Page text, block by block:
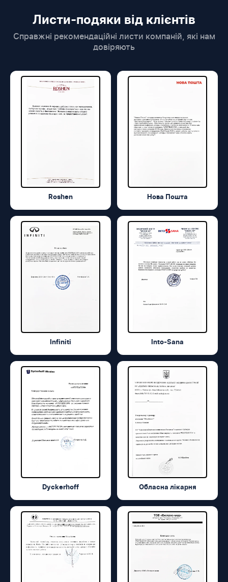
Листи-подяки від клієнтів
Справжні рекомендаційні листи компаній, які нам
довіряють
Roshen Нова Пошта
Infiniti Into-Sana
Dyckerhoff Обласна лікарня